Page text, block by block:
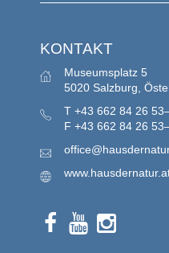
KONTAKT
Museumsplatz 5
5020 Salzburg,
T +43 662 84 26
F +43 662 84 26